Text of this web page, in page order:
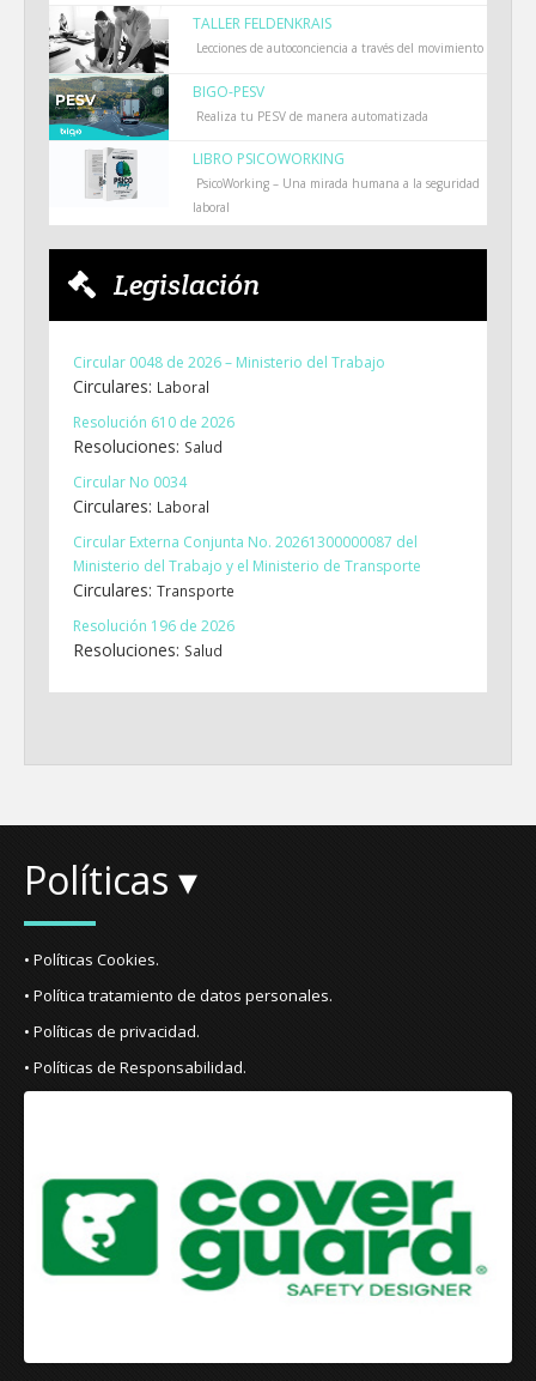
TALLER FELDENKRAIS
Lecciones de autoconciencia a través del movimiento
BIGO-PESV
Realiza tu PESV de manera automatizada
LIBRO PSICOWORKING
PsicoWorking – Una mirada humana a la seguridad
laboral
Legislación
Circular 0048 de 2026 – Ministerio del Trabajo
Circulares: Laboral
Resolución 610 de 2026
Resoluciones: Salud
Circular No 0034
Circulares: Laboral
Circular Externa Conjunta No. 20261300000087 del
Ministerio del Trabajo y el Ministerio de Transporte
Circulares: Transporte
Resolución 196 de 2026
Resoluciones: Salud
Políticas ▾
• Políticas Cookies.
• Política tratamiento de datos personales.
• Políticas de privacidad.
• Políticas de Responsabilidad.